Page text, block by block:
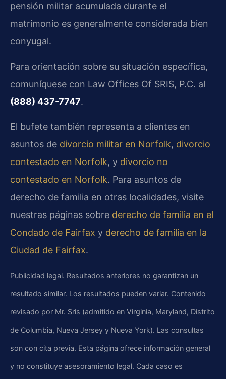
pensión militar acumulada durante el
matrimonio es generalmente considerada bien
conyugal.
Para orientación sobre su situación específica,
comuníquese con Law Offices Of SRIS, P.C. al
(888) 437-7747.
El bufete también representa a clientes en
asuntos de divorcio militar en Norfolk, divorcio
contestado en Norfolk, y divorcio no
contestado en Norfolk. Para asuntos de
derecho de familia en otras localidades, visite
nuestras páginas sobre derecho de familia en el
Condado de Fairfax y derecho de familia en la
Ciudad de Fairfax.
Publicidad legal. Resultados anteriores no garantizan un
resultado similar. Los resultados pueden variar. Contenido
revisado por Mr. Sris (admitido en Virginia, Maryland, Distrito
de Columbia, Nueva Jersey y Nueva York). Las consultas
son con cita previa. Esta página ofrece información general
y no constituye asesoramiento legal. Cada caso es